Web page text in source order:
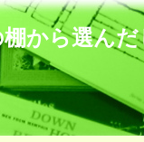
から選ん